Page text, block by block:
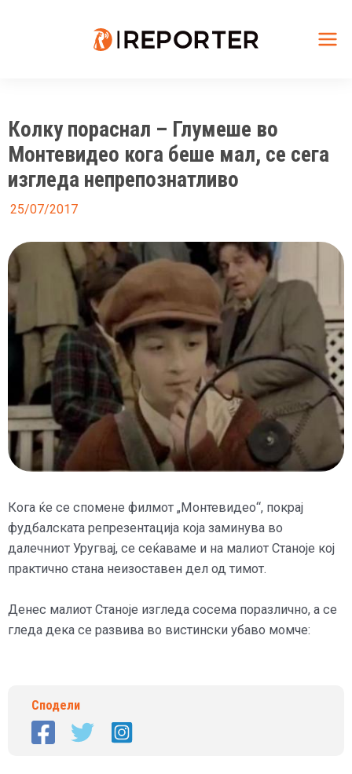
Колку пораснал – Глумеше во
Монтевидео кога беше мал, се сега
изгледа непрепознатливо
25/07/2017
Кога ќе се спомене филмот „Монтевидео“, покрај
фудбалската репрезентација која заминува во
далечниот Уругвај, се сеќаваме и на малиот Станоје кој
практично стана неизоставен дел од тимот.
Денес малиот Станоје изгледа сосема поразлично, а се
гледа дека се развива во вистински убаво момче:
Сподели